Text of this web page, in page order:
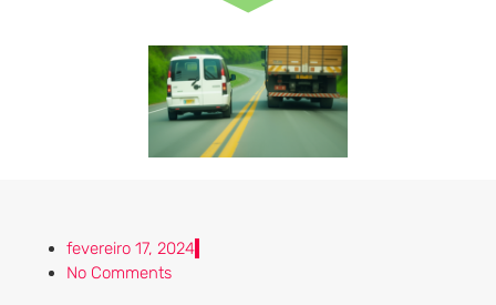
fevereiro 17, 2024
No Comments